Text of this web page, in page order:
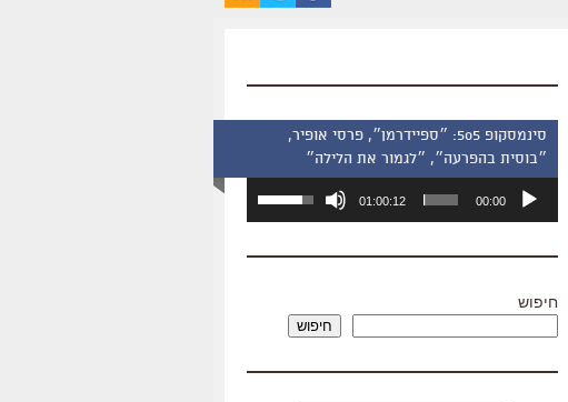
סינמסקופ 505: ״ספיידרמן״, פרסי אופיר,
״בוסית בהפרעה״, ״לגמור את הלילה״
אודיו
00:00
01:00:12
השתמש
כדי
שמע.
חיפוש
חיפוש